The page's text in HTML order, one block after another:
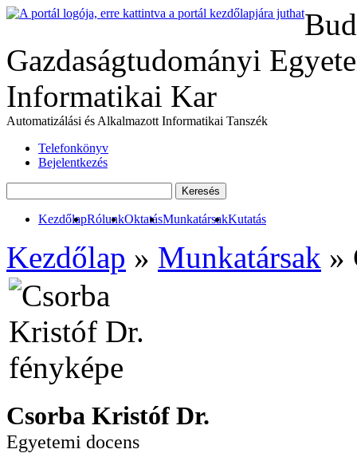
Gazdaságtudományi
Informatikai Kar
Automatizálási és Alkalmazott Informatikai Tanszék
Telefonkönyv
Bejelentkezés
KezdőlapRólunkOktatásMunkatársakKutatás
Kezdőlap » Munkatársak »
Csorba Kristóf Dr.
Egyetemi docens